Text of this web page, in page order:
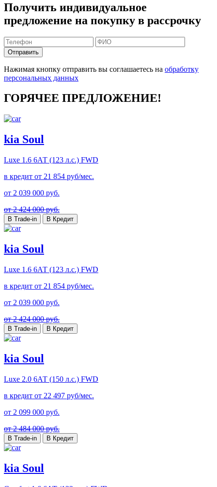
Получить индивидуальное
предложение на покупку в рассрочку
Отправить
Нажимая кнопку отправить вы соглашаетесь на обработку
персональных данных
ГОРЯЧЕЕ ПРЕДЛОЖЕНИЕ!
kia Soul
Luxe 1.6 6АТ (123 л.с.) FWD
в кредит от 21 854 руб/мес.
от 2 039 000 руб.
от 2 424 000 руб.
В Trade-in В Кредит
kia Soul
Luxe 1.6 6АТ (123 л.с.) FWD
в кредит от 21 854 руб/мес.
от 2 039 000 руб.
от 2 424 000 руб.
В Trade-in В Кредит
kia Soul
Luxe 2.0 6АТ (150 л.с.) FWD
в кредит от 22 497 руб/мес.
от 2 099 000 руб.
от 2 484 000 руб.
В Trade-in В Кредит
kia Soul